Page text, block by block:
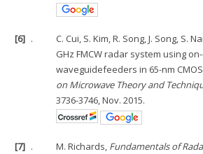
[6] .
C. Cui, S. Kim, R. Song, J. Song, S.
GHz FMCW radar system using
waveguidefeeders in 65-nm
on Microwave Theory and
3736-3746, Nov. 2015.
[7] . M. Richards, Fundamentals of